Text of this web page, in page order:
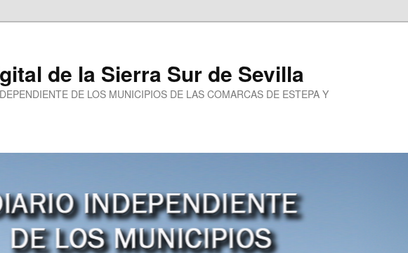
de la Sierra Sur de Sevilla
DE LOS MUNICIPIOS DE LAS COMARCAS DE ESTEPA Y